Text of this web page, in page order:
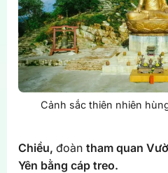
Cảnh sắc thiên nhiên
Chiều, đoàn tham quan
Yên bằng cáp treo.